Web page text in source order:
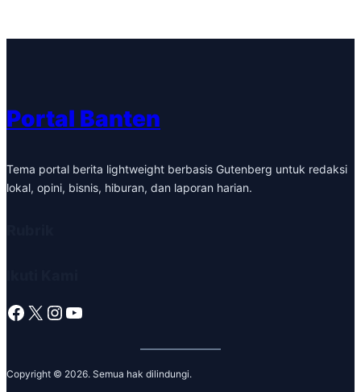
Portal Banten
Tema portal berita lightweight berbasis Gutenberg untuk redaksi
lokal, opini, bisnis, hiburan, dan laporan harian.
Facebook X Instagram YouTube
Copyright © 2026. Semua hak dilindungi.